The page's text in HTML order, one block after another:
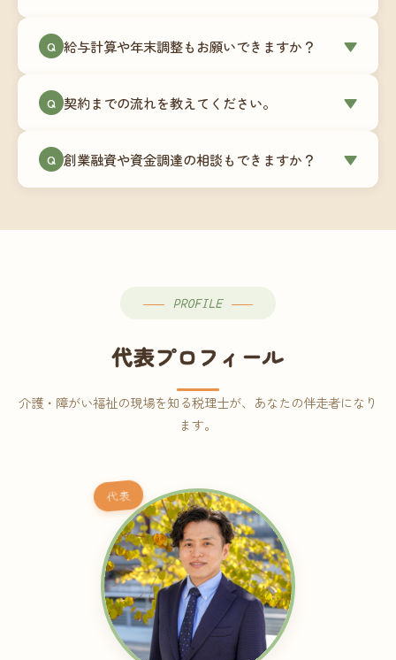
での変更も対応可能です。
供しています。これから会計ソフトを導入される
します。freee・弥生会計等をご利用中の場合は、
Q 給与計算や年末調整もお願いできますか？ ▼
怠集計あり／5名まで）は月額15,000円〜、年末調
す。人数が増える場合は別途お見積りします。
Q 契約までの流れを教えてください。 ▼
（30〜60分）でご事業内容・ご要望のヒアリング
→ ③お見積り・ご契約 → ④MFクラウドの初期設
談から契約まで費用は発生しませんので、お気軽
Q 創業融資や資金調達の相談もできますか？ ▼
PROFILE
代表プロフィール
介護・障がい福祉の現場を知る税理士が、あなたの伴走者になり
ます。
代表